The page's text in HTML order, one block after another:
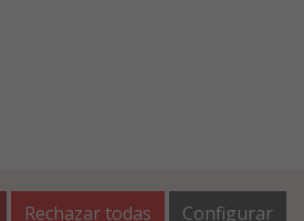
Rechazar todas Configurar